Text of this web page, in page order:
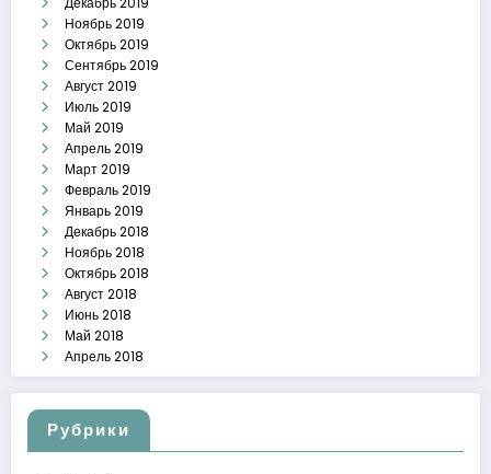
Ноябрь 2019
Октябрь 2019
Сентябрь 2019
Август 2019
Июль 2019
Май 2019
Апрель 2019
Март 2019
Февраль 2019
Январь 2019
Декабрь 2018
Ноябрь 2018
Октябрь 2018
Август 2018
Июнь 2018
Май 2018
Апрель 2018
Рубрики